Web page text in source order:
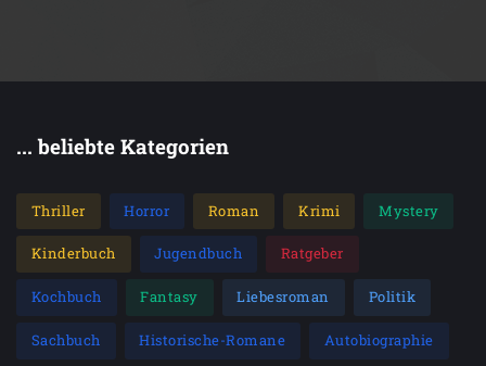
... beliebte Kategorien
Thriller Horror Roman Krimi Mystery
Kinderbuch Jugendbuch Ratgeber
Kochbuch Fantasy Liebesroman Politik
Sachbuch Historische-Romane Autobiographie